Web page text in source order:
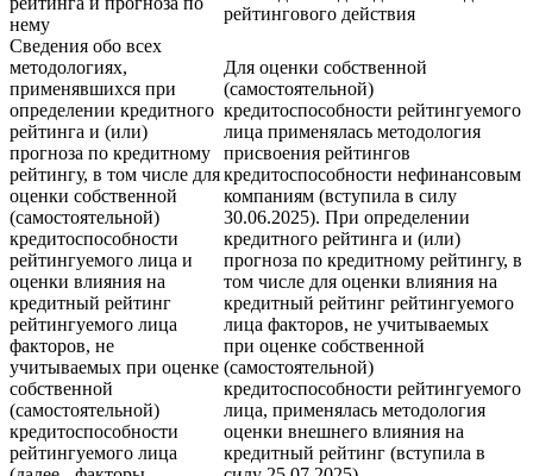
нему
рейтингового действия
Сведения обо всех
методологиях,
применявшихся при
определении кредитного
рейтинга и (или)
прогноза по кредитному
рейтингу, в том числе для
оценки собственной
(самостоятельной)
кредитоспособности
рейтингуемого лица и
оценки влияния на
кредитный рейтинг
рейтингуемого лица
факторов, не
учитываемых при оценке
собственной
(самостоятельной)
кредитоспособности
рейтингуемого лица
Для оценки собственной
(самостоятельной)
кредитоспособности рейтингуемого
лица применялась методология
присвоения рейтингов
кредитоспособности нефинансовым
компаниям (вступила в силу
30.06.2025). При определении
кредитного рейтинга и (или)
прогноза по кредитному рейтингу, в
том числе для оценки влияния на
кредитный рейтинг рейтингуемого
лица факторов, не учитываемых
при оценке собственной
(самостоятельной)
кредитоспособности рейтингуемого
лица, применялась методология
оценки внешнего влияния на
кредитный рейтинг (вступила в